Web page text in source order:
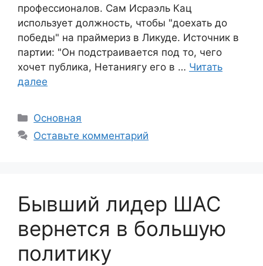
профессионалов. Сам Исраэль Кац
использует должность, чтобы "доехать до
победы" на праймериз в Ликуде. Источник в
партии: "Он подстраивается под то, чего
хочет публика, Нетаниягу его в … Читать
далее
Рубрики
Основная
Оставьте комментарий
Бывший лидер ШАС
вернется в большую
политику